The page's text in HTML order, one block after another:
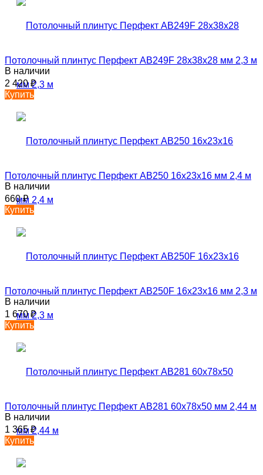
Потолочный плинтус Перфект AB249F 28х38х28 мм 2,3 м
В наличии
2 420₽
Купить
Потолочный плинтус Перфект AB250 16х23х16 мм 2,4 м
В наличии
660₽
Купить
Потолочный плинтус Перфект AB250F 16х23х16 мм 2,3 м
В наличии
1 670₽
Купить
Потолочный плинтус Перфект AB281 60х78х50 мм 2,44 м
В наличии
1 365₽
Купить